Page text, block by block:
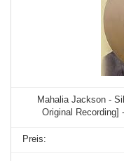
Mahalia Jackson -
Original Recording]